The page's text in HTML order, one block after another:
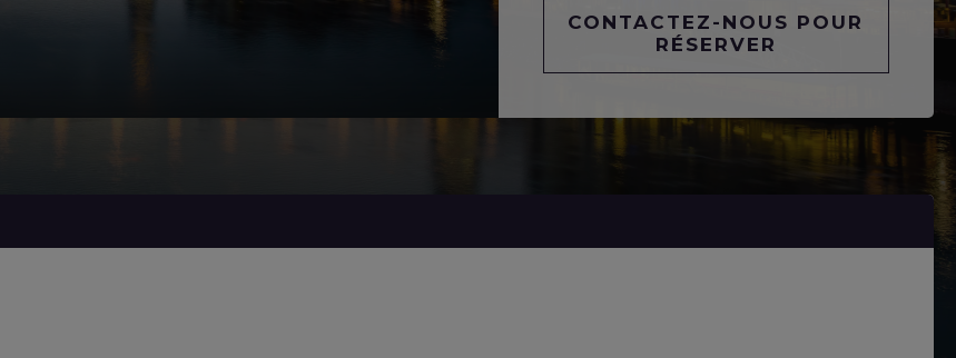
CONTACTEZ-NOUS POUR
RÉSERVER